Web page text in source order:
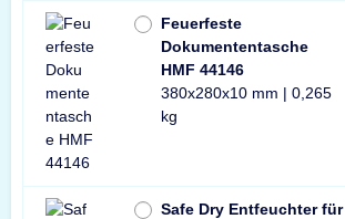
Feuerfeste
Dokumententasche
HMF 44146
380x280x10 mm | 0,265
kg
Safe Dry Entfeuchter für